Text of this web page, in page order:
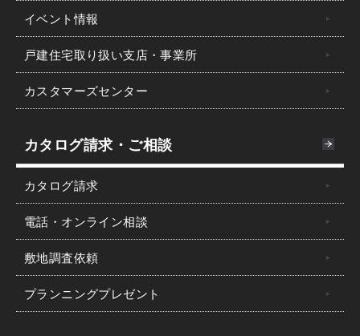
イベント情報
戸建住宅取り扱い支店・事業所
カスタマーズセンター
カタログ請求・ご相談
カタログ請求
電話・オンライン相談
敷地調査依頼
プランニングプレゼント